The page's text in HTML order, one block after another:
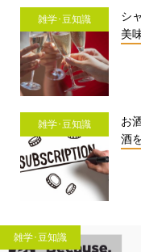
雑学･豆知識
シ
美
雑学･豆知識
お
酒
雑学･豆知識